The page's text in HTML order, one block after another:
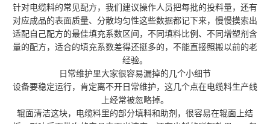
针对电缆料的常见配方，我们建议操作人员把每批的投料量，还有
对应成品的表面质量、分散均匀性这些数据都记下来，慢慢摸索出
适配自己配方的最佳填充系数区间，不同填料比例、不同增塑剂含
量的配方，适合的填充系数差得还挺多的，不能直接照搬以前的老
经验。
日常维护里大家很容易漏掉的几个小细节
设备要稳定运行，肯定离不开日常维护，这几个点在电缆料生产线
上经常被忽略掉。
辊面清洁这块，电缆料里的部分填料和助剂，很容易在辊面上结